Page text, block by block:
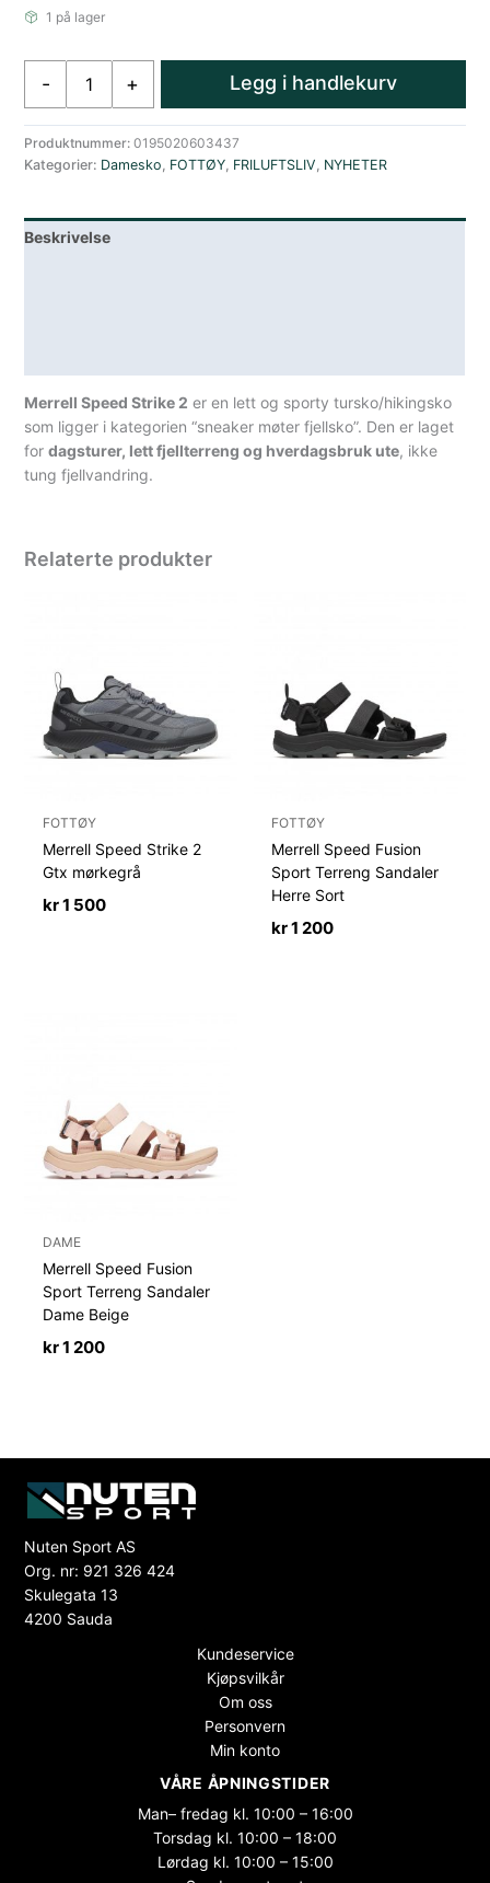
1 på lager
-
2
grå
+ Legg i handlekurv
Produktnummer:0195020603437
Kategorier: Damesko, FOTTØY, FRILUFTSLIV, NYHETER
Beskrivelse
Merrell Speed Strike 2 er en lett og sporty tursko/hikingsko
som ligger i kategorien “sneaker møter fjellsko”. Den er laget
fordagsturer, lett fjellterreng og hverdagsbruk ute, ikke
tung fjellvandring.
Relaterte produkter
FOTTØY
Merrell Speed Strike 2
Gtx mørkegrå
kr1 500
FOTTØY
Merrell Speed Fusion
Sport Terreng Sandaler
Herre Sort
kr1 200
DAME
Merrell Speed Fusion
Sport Terreng Sandaler
Dame Beige
kr1 200
Nuten Sport AS
Org. nr: 921 326 424
Skulegata 13
4200 Sauda
Kundeservice
Kjøpsvilkår
Om oss
Personvern
Min konto
VÅRE ÅPNINGSTIDER
Man– fredag kl. 10:00 – 16:00
Torsdag kl. 10:00 – 18:00
Lørdag kl. 10:00 – 15:00